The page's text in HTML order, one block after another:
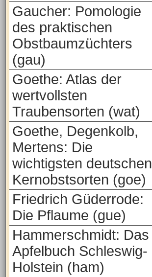
Gaucher: Pomologie
des praktischen
Obstbaumzüchters
(gau)
Goethe: Atlas der
wertvollsten
Traubensorten (wat)
Goethe, Degenkolb,
Mertens: Die
wichtigsten deutschen
Kernobstsorten (goe)
Friedrich Güderrode:
Die Pflaume (gue)
Hammerschmidt: Das
Apfelbuch Schleswig-
Holstein (ham)